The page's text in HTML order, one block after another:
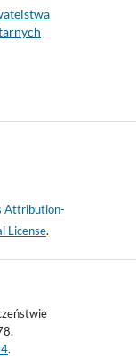
Attribution-
License.
.